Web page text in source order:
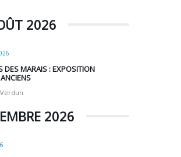
2026
DES MARAIS : EXPOSITION
2026